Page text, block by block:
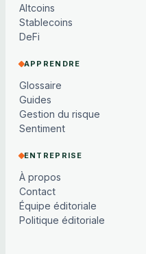
Altcoins
Stablecoins
DeFi
APPRENDRE
Glossaire
Guides
Gestion du risque
Sentiment
ENTREPRISE
À propos
Contact
Équipe éditoriale
Politique éditoriale